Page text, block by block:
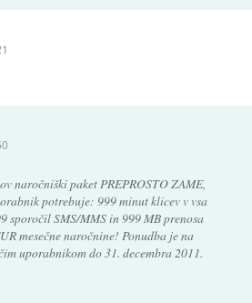
naročniški paket PREPROSTO ZAME,
potrebuje: 999 minut klicev v vsa
sporočil SMS/MMS in 999 MB prenosa
mesečne naročnine! Ponudba je na
uporabnikom do 31. decembra 2011.